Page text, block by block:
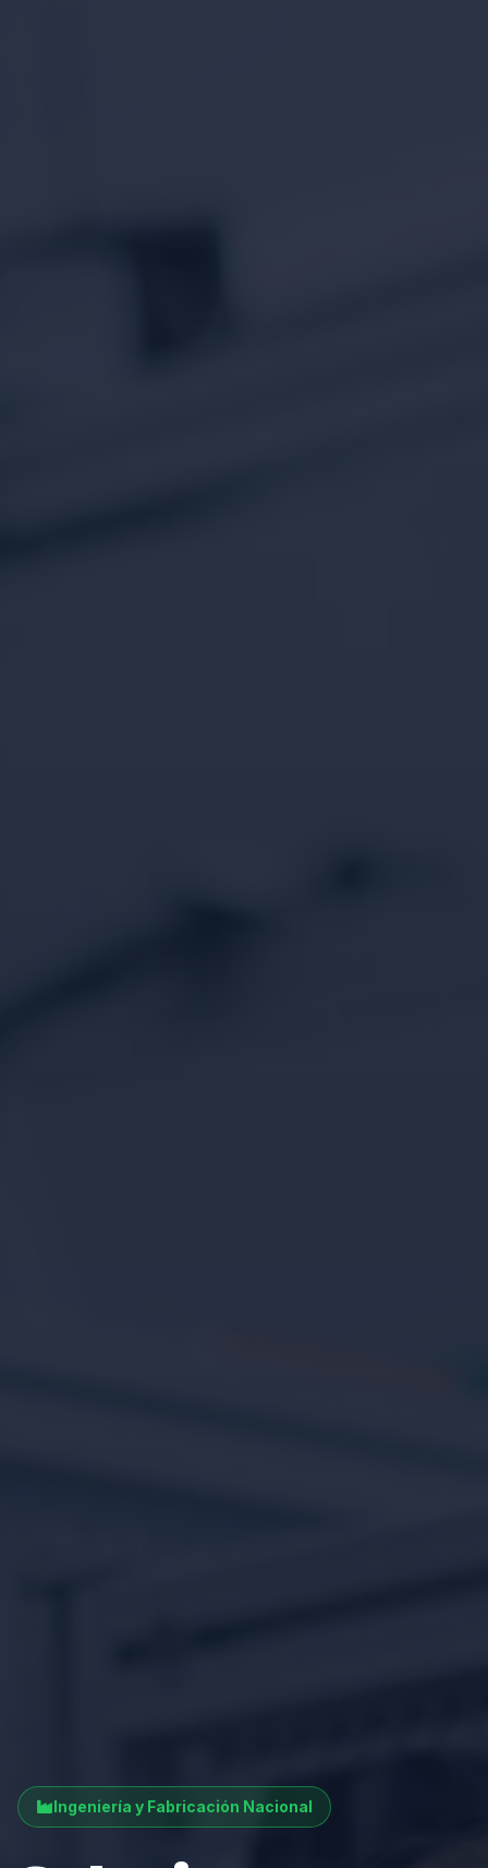
Ingeniería y Fabricación Nacional